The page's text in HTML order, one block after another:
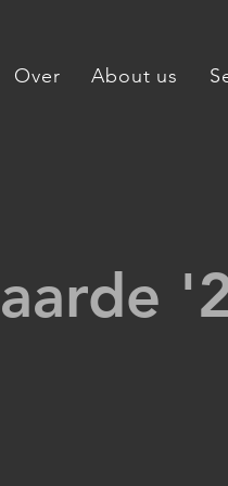
Over About us